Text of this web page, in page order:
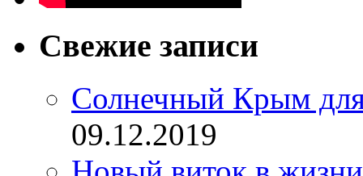
Свежие записи
Солнечный Крым
09.12.2019